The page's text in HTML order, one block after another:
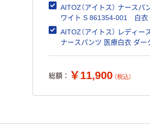
AITOZ（アイトス） ナースパ
ワイト S 861354-001 白衣
AITOZ（アイトス） レディー
ナースパンツ 医療白衣 ダ
総額： ￥11,900 （税込）